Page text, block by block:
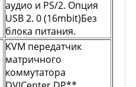
аудио и PS/2. Опция
USB 2. 0 (16mbit)Без
блока питания.
KVM передатчик
матричного
коммутатора